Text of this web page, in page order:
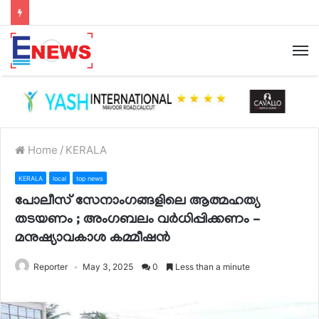
Home / KERALA
KERALA local top news
പോലീസ് സേനാംഗങ്ങളിലെ ആത്മഹത്യ
തടയണം ; അംഗബലം വർധിപ്പിക്കണം –
മനുഷ്യാവകാശ കമ്മീഷൻ
Reporter May 3, 2025 0 Less than a minute